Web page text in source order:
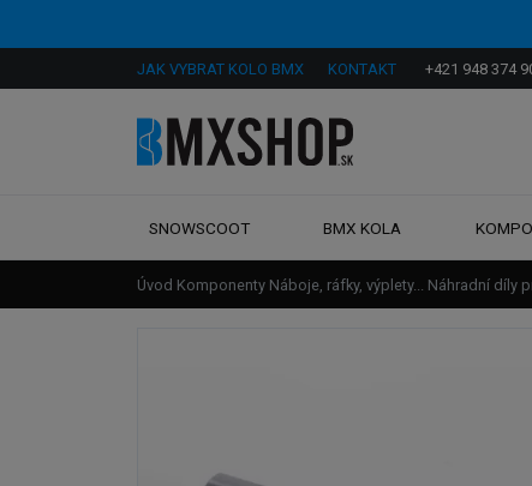
JAK VYBRAT KOLO BMX KONTAKT +421 948 374
SNOWSCOOT BMX KOLA
Úvod Komponenty Náboje, ráfky, výplety... Náhradní díly